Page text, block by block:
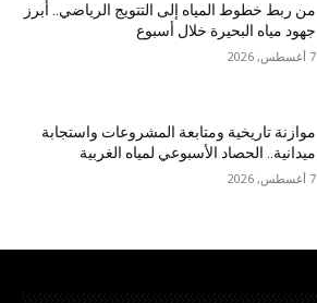
من ربط خطوط المياه إلى التتويج الرياضي.. أبرز
جهود مياه البحيرة خلال أسبوع
7 أغسطس, 2026
موازنة تاريخية ومتابعة المشروعات واستجابة
ميدانية.. الحصاد الأسبوعي لمياه الغربية
7 أغسطس, 2026